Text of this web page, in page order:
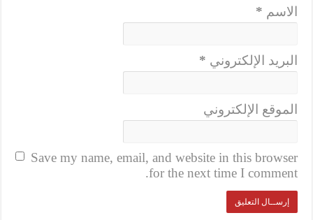
الاسم *
البريد الإلكتروني *
الموقع الإلكتروني
Save my name, email, and website in this browser
for the next time I comment.